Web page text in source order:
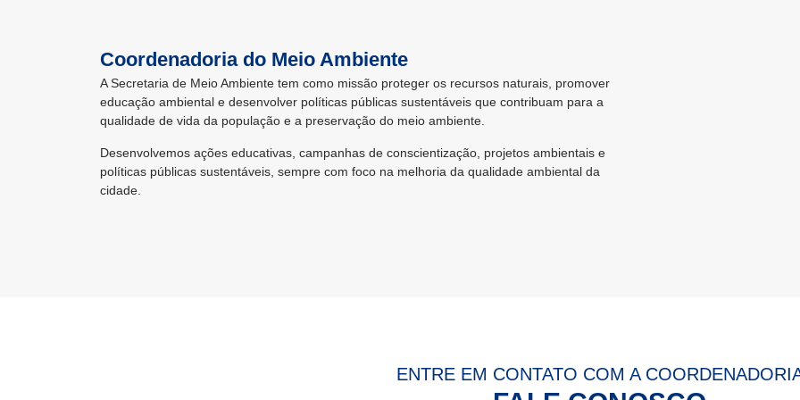
Coordenadoria do Meio Ambiente
A Secretaria de Meio Ambiente tem como missão proteger os recursos naturais, promover
educação ambiental e desenvolver políticas públicas sustentáveis que contribuam para a
qualidade de vida da população e a preservação do meio ambiente.
Desenvolvemos ações educativas, campanhas de conscientização, projetos ambientais e
políticas públicas sustentáveis, sempre com foco na melhoria da qualidade ambiental da
cidade.
ENTRE EM CONTATO COM A